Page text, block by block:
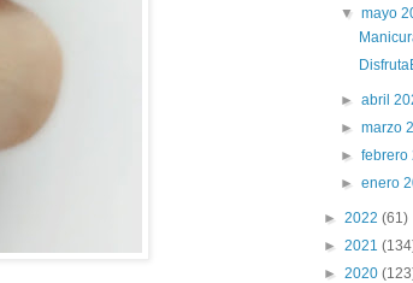
▼mayo
►abril
►marzo
►
►enero
► 2022 (61)
► 2021
► 2020